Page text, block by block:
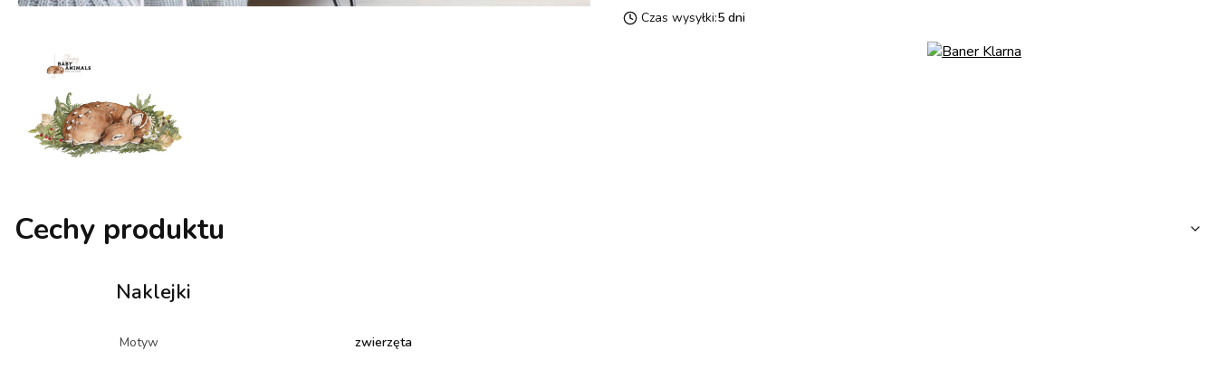
Czas wysyłki:5 dni
Cechy produktu
Naklejki
Motyw zwierzęta